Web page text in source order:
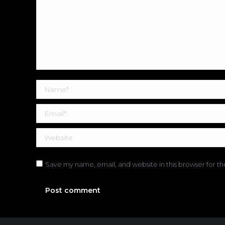
Name *
Email *
Website
Save my name, email, and website in this browser for
Post comment